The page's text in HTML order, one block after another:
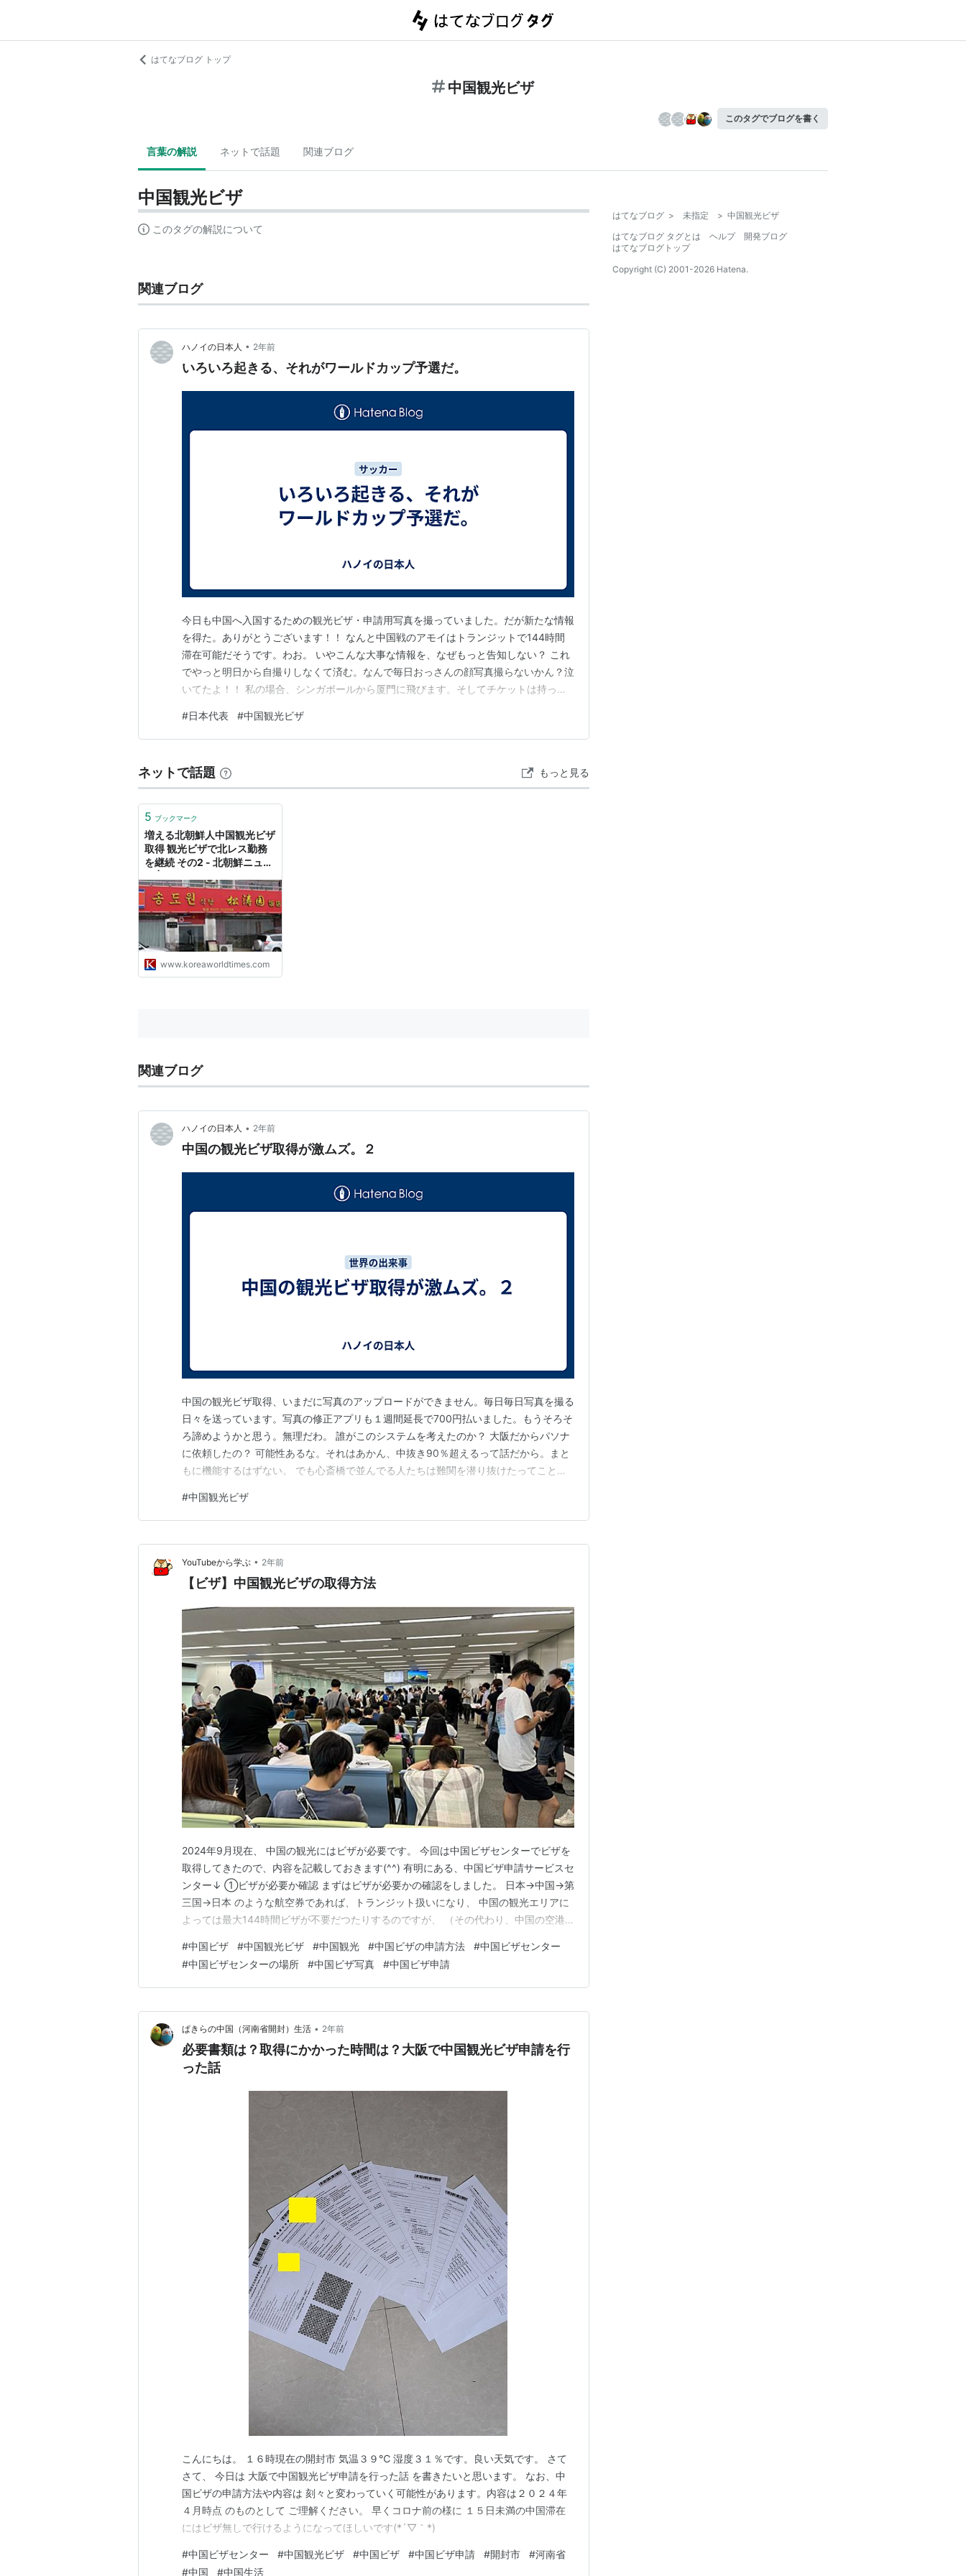
はてなブログ トップ
中国観光ビザ
このタグでブログを書く
言葉の解説 ネットで話題 関連ブログ
中国観光ビザ
このタグの解説について
関連ブログ
ハノイの日本人 • 2年前
いろいろ起きる、それがワールドカップ予選だ。
今日も中国へ入国するための観光ビザ・申請用写真を撮っていました。だが新たな情報
を得た。ありがとうございます！！ なんと中国戦のアモイはトランジットで144時間
滞在可能だそうです。わお。 いやこんな大事な情報を、なぜもっと告知しない？ これ
でやっと明日から自撮りしなくて済む。なんで毎日おっさんの顔写真撮らないかん？泣
いてたよ！！ 私の場合、シンガポールから厦門に飛びます。そしてチケットは持って
が許可されるはず。たぶん。 実はインドネシア戦の日程が１日ずれたことで、その変
更もいま済ませました。気づいてなかった。随分前に予…
#日本代表 #中国観光ビザ
ネットで話題 もっと見る
5 ブックマーク
増える北朝鮮人中国観光ビザ
取得 観光ビザで北レス勤務
を継続 その2 - 北朝鮮ニュー
www.koreaworldtimes.com
関連ブログ
ハノイの日本人 • 2年前
中国の観光ビザ取得が激ムズ。２
中国の観光ビザ取得、いまだに写真のアップロードができません。毎日毎日写真を撮る
日々を送っています。写真の修正アプリも１週間延長で700円払いました。もうそろそ
ろ諦めようかと思う。無理だわ。 誰がこのシステムを考えたのか？ 大阪だからパソナ
に依頼したの？ 可能性あるな。それはあかん、中抜き90％超えるって話だから。まと
もに機能するはずない。 でも心斎橋で並んでる人たちは難関を潜り抜けたってことだ
か？ パソナにいくらか払えばいいの？
#中国観光ビザ
YouTubeから学ぶ • 2年前
【ビザ】中国観光ビザの取得方法
2024年9月現在、 中国の観光にはビザが必要です。 今回は中国ビザセンターでビザを
取得してきたので、内容を記載しておきます(^^) 有明にある、中国ビザ申請サービスセ
ンター↓ ①ビザが必要か確認 まずはビザが必要かの確認をしました。 日本→中国→第
三国→日本 のような航空券であれば、トランジット扱いになり、 中国の観光エリアに
よっては最大144時間ビザが不要だつたりするのですが、 （その代わり、中国の空港
ったので、 きっぱり諦めてビザを申請しましたら。 有効期限3ヶ月なので、取得タイ
ミングを考えたり大変だった……
#中国ビザ #中国観光ビザ #中国観光 #中国ビザの申請方法 #中国ビザセンター
#中国ビザセンターの場所 #中国ビザ写真 #中国ビザ申請
ぱきらの中国（河南省開封）生活 • 2年前
必要書類は？取得にかかった時間は？大阪で中国観光ビザ申請を行
った話
こんにちは。 １６時現在の開封市 気温３９℃ 湿度３１％です。良い天気です。 さて
さて、 今日は 大阪で中国観光ビザ申請を行った話 を書きたいと思います。 なお、中
国ビザの申請方法や内容は 刻々と変わっていく可能性があります。内容は２０２４年
４月時点 のものとして ご理解ください。 早くコロナ前の様に １５日未満の中国滞在
にはビザ無しで行けるようになってほしいです(*´▽｀*)
#中国ビザセンター #中国観光ビザ #中国ビザ #中国ビザ申請 #開封市 #河南省
#中国 #中国生活
はてなブログ > 未指定 > 中国観光ビザ
はてなブログ タグとは
ヘルプ
開発ブログ
はてなブログトップ
Copyright (C) 2001-2026 Hatena.